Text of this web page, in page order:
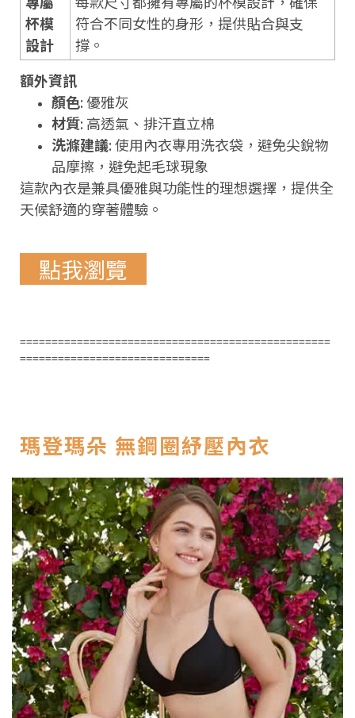
杯模
設計
符合不同女性的身形，提供貼合與支
撐。
額外資訊
顏色: 優雅灰
材質: 高透氣、排汗直立棉
洗滌建議: 使用內衣專用洗衣袋，避免尖銳物
品摩擦，避免起毛球現象
這款內衣是兼具優雅與功能性的理想選擇，提供全
天候舒適的穿著體驗。
點我瀏覽
=================================================
==============================
瑪登瑪朵 無鋼圈紓壓內衣